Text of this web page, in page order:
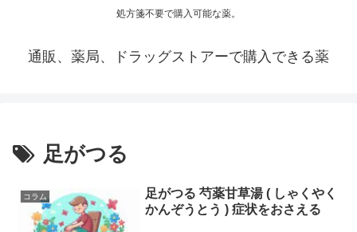
処方箋不要で購入可能な薬。
通販、薬局、ドラッグストアーで購入できる薬
足がつる
コラム
足がつる 芍薬甘草湯 ( しゃくやく
かんぞうとう ) 症状をおさえる